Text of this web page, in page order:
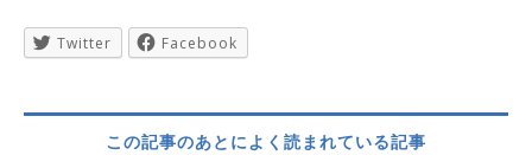
Twitter Facebook
この記事のあとによく読まれている記事